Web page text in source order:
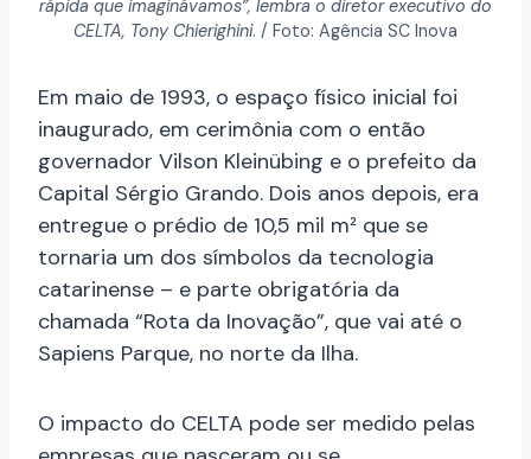
rápida que imaginávamos”, lembra o diretor executivo do
CELTA, Tony Chierighini. / Foto: Agência SC Inova
Em maio de 1993, o espaço físico inicial foi
inaugurado, em cerimônia com o então
governador Vilson Kleinübing e o prefeito da
Capital Sérgio Grando. Dois anos depois, era
entregue o prédio de 10,5 mil m² que se
tornaria um dos símbolos da tecnologia
catarinense – e parte obrigatória da
chamada “Rota da Inovação”, que vai até o
Sapiens Parque, no norte da Ilha.
O impacto do CELTA pode ser medido pelas